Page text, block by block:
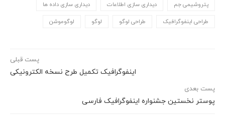
پتروشیمی جم دیداری سازی اطلاعات دیداری سازی داده ها
طراحی اینفوگرافیک طراحی لوگو لوگو لوگوموشن
پست قبلی
اینفوگرافیک تکمیل طرح نسخه الکترونیکی
پست بعدی
پوستر نخستین جشنواره اینفوگرافیک فارسی